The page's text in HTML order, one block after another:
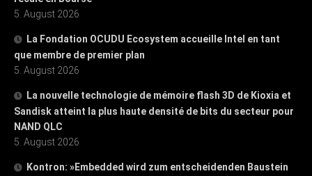
5. August 2026
La Fondation OCUDU Ecosystem accueille Intel en tant
que membre de premier plan
5. August 2026
La nouvelle technologie de mémoire flash 3D de Kioxia et
Sandisk atteint la plus haute densité de bits du secteur pour
NAND QLC
5. August 2026
Kontron: »Embedded wird zum entscheidenden Baustein